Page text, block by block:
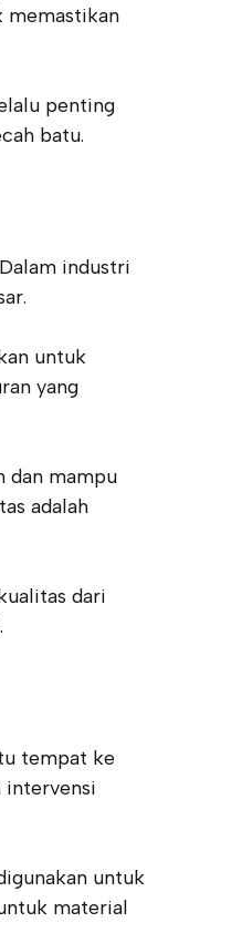
memastikan
penting
batu.
industri
untuk
yang
dan mampu
adalah
dari
tempat ke
intervensi
untuk
material